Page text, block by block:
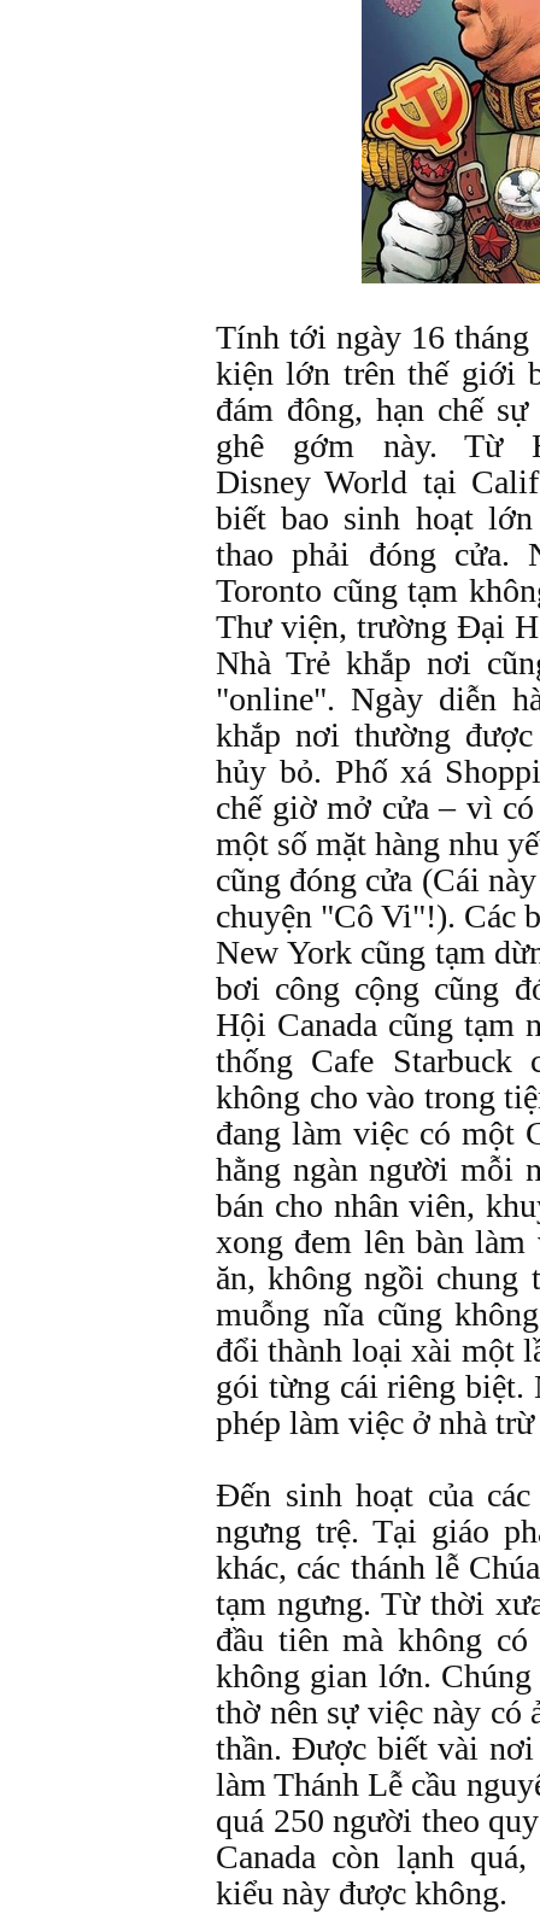
Tính tới ngày 16 tháng
kiện lớn trên thế giới
đám đông, hạn chế
ghê gớm này. Từ
Disney World tại
biết bao sinh hoạt
thao phải đóng cửa.
Toronto cũng tạm
Thư viện, trường Đại
Nhà Trẻ khắp nơi
"online". Ngày diễn
khắp nơi thường
hủy bỏ. Phố xá
chế giờ mở cửa – vì
một số mặt hàng nhu
cũng đóng cửa (Cái
chuyện "Cô Vi"!). Các
New York cũng tạm
bơi công cộng cũng
Hội Canada cũng tạm
thống Cafe
không cho vào trong
đang làm việc có một
hằng ngàn người mỗi
bán cho nhân viên,
xong đem lên bàn
ăn, không ngồi chung
muỗng nĩa cũng
đổi thành loại xài một
gói từng cái riêng biệt.
phép làm việc ở nhà
Đến sinh hoạt của
ngưng trệ. Tại giáo
khác, các thánh lễ
tạm ngưng. Từ thời
đầu tiên mà không
không gian lớn.
thờ nên sự việc này
thần. Được biết vài
làm Thánh Lễ cầu
quá 250 người theo
Canada còn lạnh
kiểu này được không.